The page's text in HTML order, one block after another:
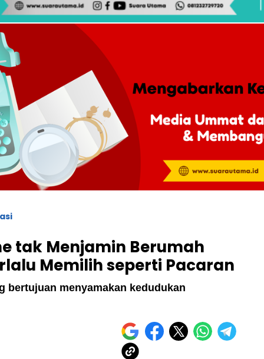
tak Menjamin Berumah
Memilih seperti Pacaran
bertujuan menyamakan kedudukan